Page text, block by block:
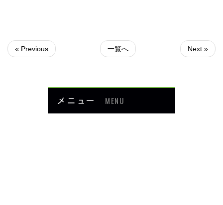
« Previous 一覧へ Next »
メニュー MENU